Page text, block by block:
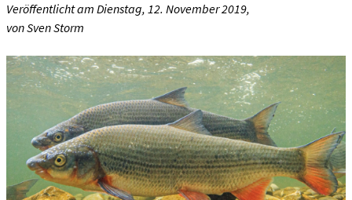
Veröffentlicht am Dienstag, 12. November 2019,
von Sven Storm